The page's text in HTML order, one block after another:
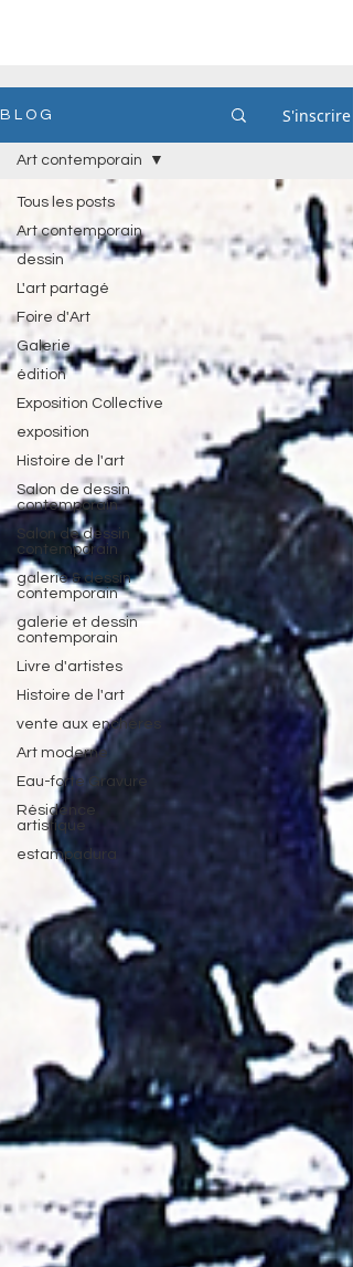
B L O G S'inscrire
Tous les posts
Art contemporain
dessin
L'art partagé
Foire d'Art
Galerie
édition
Exposition Collective
exposition
Histoire de l'art
Salon de dessin
contemporain
Salon de dessin
contemporain
galerie & dessin
contemporain
galerie et dessin
contemporain
Livre d'artistes
Histoire de l'art
vente aux enchères
Art moderne
Eau-forte Gravure
Résidence
artistique
estampadura
Art contemporain